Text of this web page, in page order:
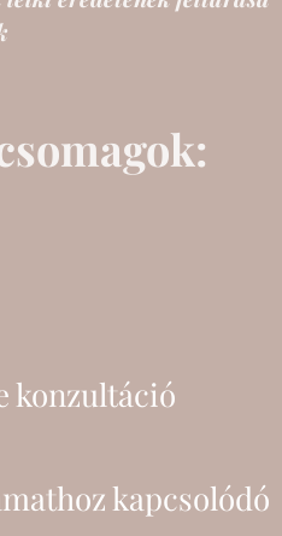
konzultáció
kapcsolódó